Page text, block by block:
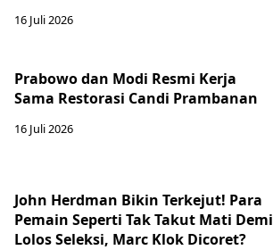
16 Juli 2026
Prabowo dan Modi Resmi Kerja
Sama Restorasi Candi Prambanan
16 Juli 2026
John Herdman Bikin Terkejut! Para
Pemain Seperti Tak Takut Mati Demi
Lolos Seleksi, Marc Klok Dicoret?